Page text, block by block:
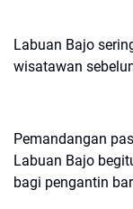
Labuan Bajo
wisatawan
Pemandangan
Labuan Bajo
bagi pengantin